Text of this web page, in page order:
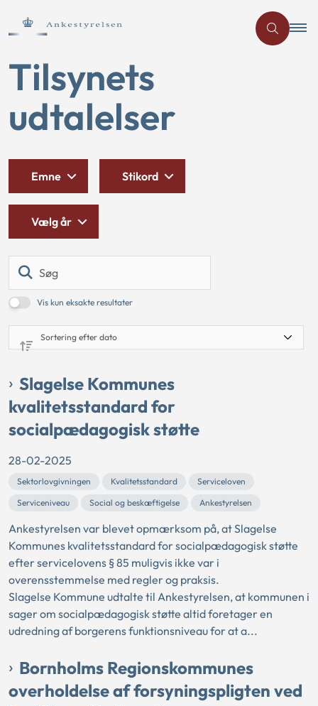
Tilsynets
udtalelser
Vis kun eksakte resultater
Emne Stikord
Vælg år
Slagelse Kommunes
kvalitetsstandard for
socialpædagogisk støtte
28-02-2025
Sektorlovgivningen Kvalitetsstandard
Serviceloven
Serviceniveau
Social og beskæftigelse Ankestyrelsen
Ankestyrelsen var blevet opmærksom på, at Slagelse
Kommunes kvalitetsstandard for socialpædagogisk støtte
efter servicelovens § 85 muligvis ikke var i
overensstemmelse med regler og praksis.
Slagelse Kommune udtalte til Ankestyrelsen, at kommunen i
sager om socialpædagogisk støtte altid foretager en
udredning af borgerens funktionsniveau for at a...
Bornholms Regionskommunes
overholdelse af forsyningspligten ved